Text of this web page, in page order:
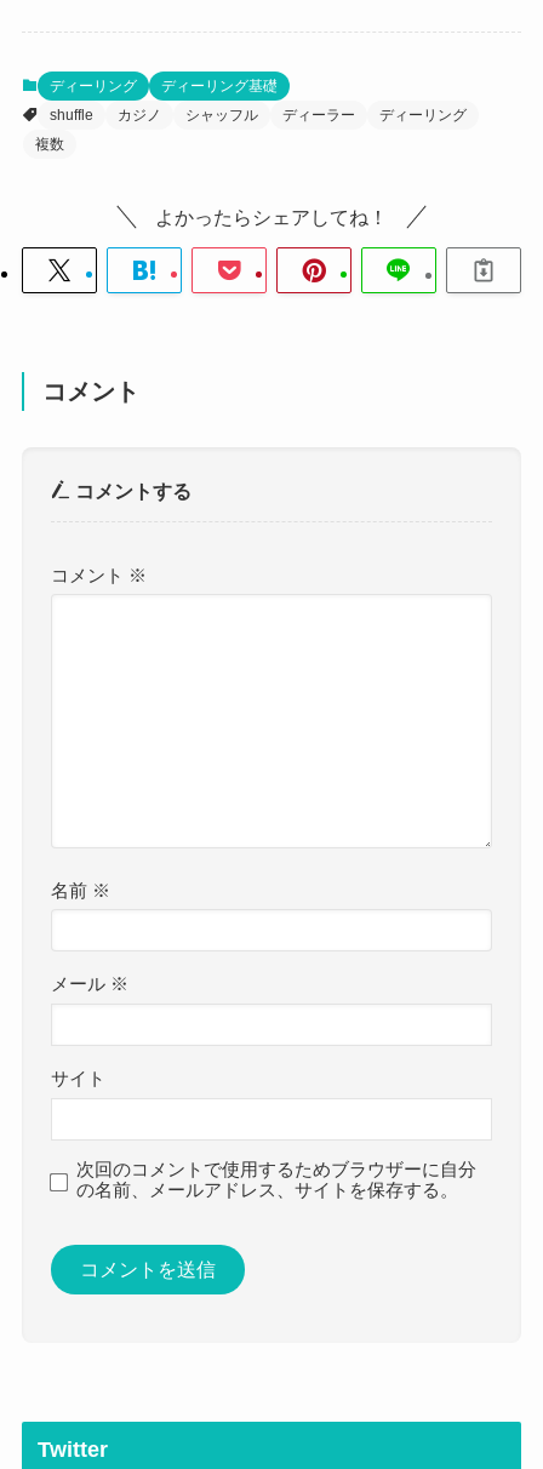
ディーリング
ディーリング基礎
shuffle
カジノ シャッフル ディーラー
ディーリング
複数
よかったらシェアしてね！
コメント
コメントする
コメント ※
名前 ※
メール ※
サイト
次回のコメントで使用するためブラウザーに自分
の名前、メールアドレス、サイトを保存する。
Twitter